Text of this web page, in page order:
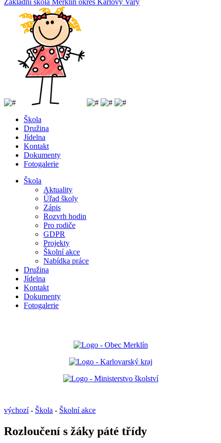
Základní škola Merklín okres Karlovy Vary
Škola
Družina
Jídelna
Kontakt
Dokumenty
Fotogalerie
Škola
Aktuality
Úřad školy
Zápis
Rozvrh hodin
Pro rodiče
GDPR
Projekty
Školní akce
Nabídka práce
Družina
Jídelna
Kontakt
Dokumenty
Fotogalerie
výchozí- Škola - Školní akce
Rozloučení s žáky páté třídy